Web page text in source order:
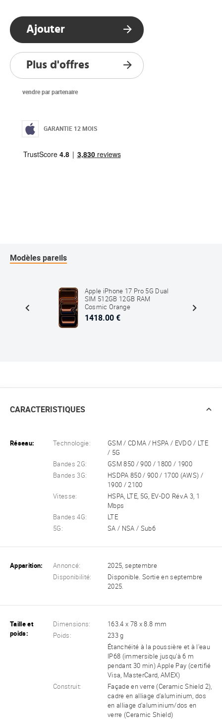
Ajouter
Plus d'offres
vendre par partenaire
GARANTIE 12 MOIS
Modèles pareils
Apple iPhone 17 Pro 5G Dual
SIM 512GB 12GB RAM
Cosmic Orange
1418.00 €
CARACTERISTIQUES
Réseau: Technologie:
GSM / CDMA / HSPA / EVDO / LTE
/ 5G
Bandes 2G:
GSM 850 / 900 / 1800 / 1900
Bandes 3G:
HSDPA 850 / 900 / 1700 (AWS) /
1900 / 2100
Vitesse:
HSPA, LTE, 5G, EV-DO Rév.A 3, 1
Mbps
Bandes 4G:
LTE
5G:
SA / NSA / Sub6
Apparition: Annoncé:
2025, septembre
Disponibilité:
Disponible. Sortie en septembre
2025.
Taille et
poids:
Dimensions:
163.4 x 78 x 8.8 mm
Poids:
233 g
Étanchéité à la poussière et à l'eau
IP68 (immersible jusqu'à 6 m
pendant 30 min) Apple Pay (certifié
Visa, MasterCard, AMEX)
Construit:
Façade en verre (Ceramic Shield 2),
cadre en alliage d'aluminium, dos
en alliage d'aluminium/dos en
verre (Ceramic Shield)